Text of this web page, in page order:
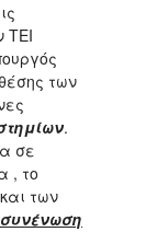
ΤΕΙ
των
.
σε
, το
των